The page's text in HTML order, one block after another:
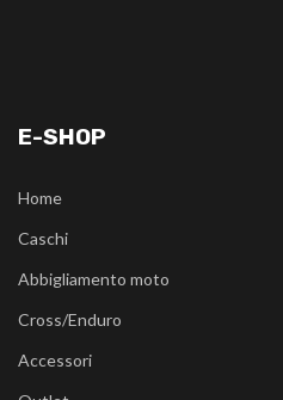
E-SHOP
Home
Caschi
Abbigliamento moto
Cross/Enduro
Accessori